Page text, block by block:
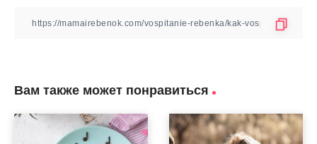
Вам также может понравиться